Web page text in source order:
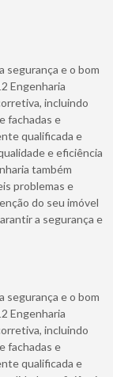
segurança e o bom
Engenharia
incluindo
fachadas e
qualificada e
e eficiência
também
problemas e
do seu imóvel
a segurança e
segurança e o bom
Engenharia
incluindo
fachadas e
qualificada e